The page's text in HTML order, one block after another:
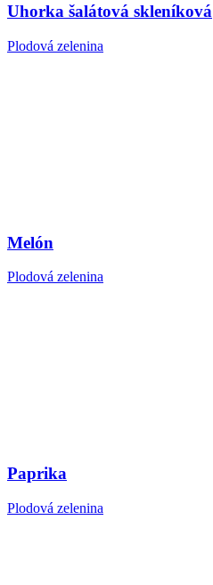
Uhorka šalátová skleníková
Plodová zelenina
Melón
Plodová zelenina
Paprika
Plodová zelenina